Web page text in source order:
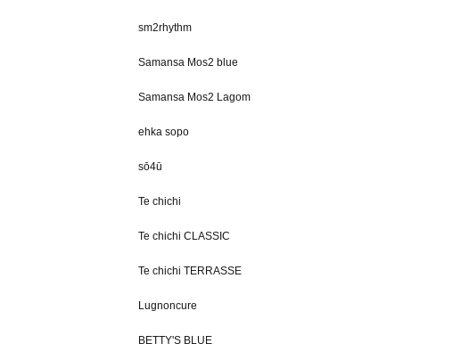
sm2rhythm
Samansa Mos2 blue
Samansa Mos2 Lagom
ehka sopo
sō4ū
Te chichi
Te chichi CLASSIC
Te chichi TERRASSE
Lugnoncure
BETTY'S BLUE